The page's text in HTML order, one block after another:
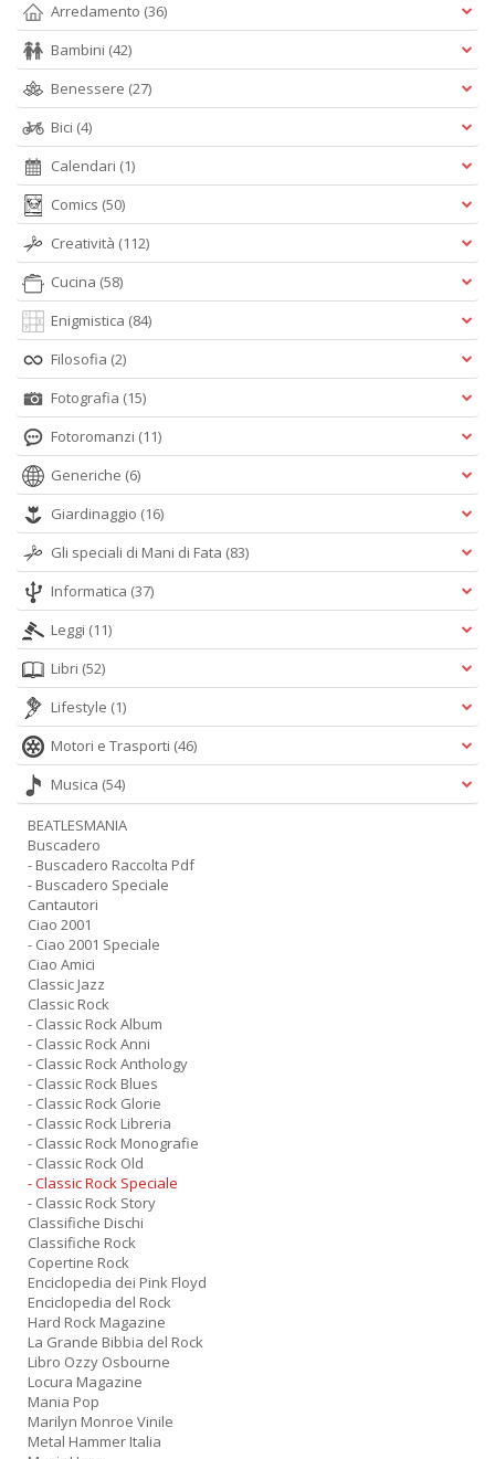
Arredamento (36)
Bambini (42)
Benessere (27)
Bici (4)
Calendari (1)
Comics (50)
Creatività (112)
Cucina (58)
Enigmistica (84)
Filosofia (2)
Fotografia (15)
Fotoromanzi (11)
Generiche (6)
Giardinaggio (16)
Gli speciali di Mani di Fata (83)
Informatica (37)
Leggi (11)
Libri (52)
Lifestyle (1)
Motori e Trasporti (46)
Musica (54)
BEATLESMANIA
Buscadero
- Buscadero Raccolta Pdf
- Buscadero Speciale
Cantautori
Ciao 2001
- Ciao 2001 Speciale
Ciao Amici
Classic Jazz
Classic Rock
- Classic Rock Album
- Classic Rock Anni
- Classic Rock Anthology
- Classic Rock Blues
- Classic Rock Glorie
- Classic Rock Libreria
- Classic Rock Monografie
- Classic Rock Old
- Classic Rock Speciale
- Classic Rock Story
Classifiche Dischi
Classifiche Rock
Copertine Rock
Enciclopedia dei Pink Floyd
Enciclopedia del Rock
Hard Rock Magazine
La Grande Bibbia del Rock
Libro Ozzy Osbourne
Locura Magazine
Mania Pop
Marilyn Monroe Vinile
Metal Hammer Italia